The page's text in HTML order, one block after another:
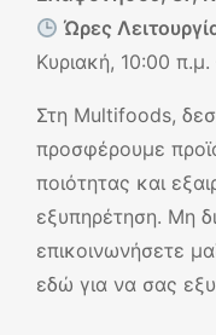
Ώρες
Κυριακή, 10:00
Στη Multifoods,
προσφέρουμε
ποιότητας και
εξυπηρέτηση. Μη
επικοινωνήσετε
εδώ για να σας